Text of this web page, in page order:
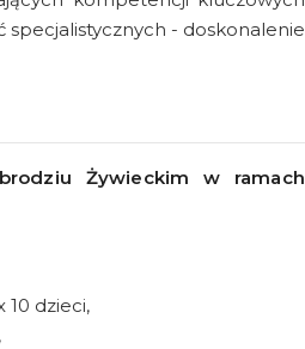
specjalistycznych - doskonalenie
Żywieckim w ramach
10 dzieci,